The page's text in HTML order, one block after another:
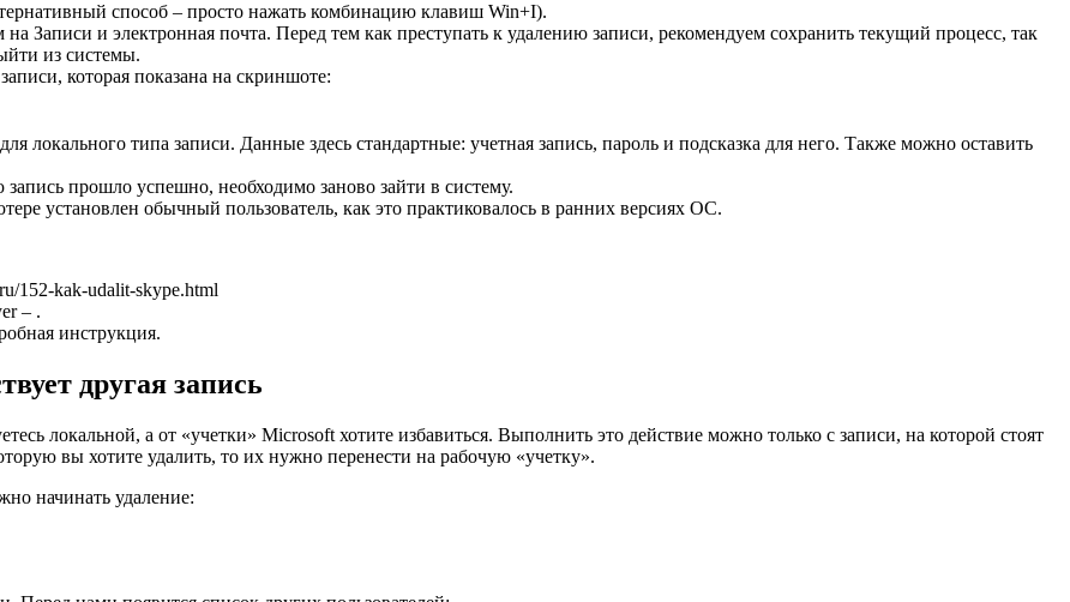
способ – просто нажать комбинацию клавиш Win+I).
Записи и электронная почта. Перед тем как преступать к удалению записи, рекомендуем сохранить текущий процесс, так
из системы.
которая показана на скриншоте:
локального типа записи. Данные здесь стандартные: учетная запись, пароль и подсказка для него. Также можно оставить
прошло успешно, необходимо заново зайти в систему.
установлен обычный пользователь, как это практиковалось в ранних версиях ОС.
152-kak-udalit-skype.html
– .
инструкция.
другая запись
локальной, а от «учетки» Microsoft хотите избавиться. Выполнить это действие можно только с записи, на которой стоят
вы хотите удалить, то их нужно перенести на рабочую «учетку».
начинать удаление: